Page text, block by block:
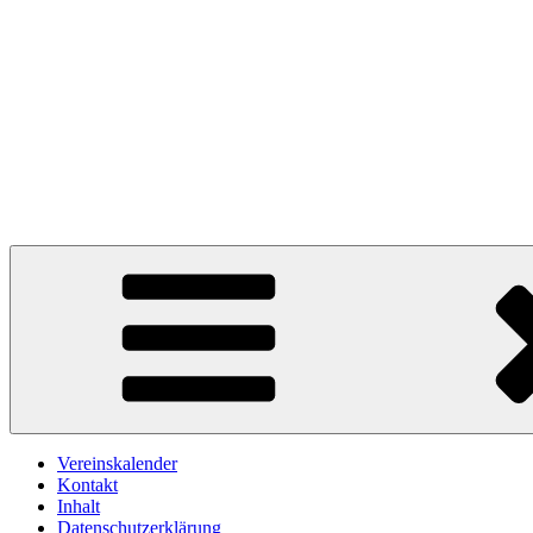
Vereinskalender
Kontakt
Inhalt
Datenschutzerklärung